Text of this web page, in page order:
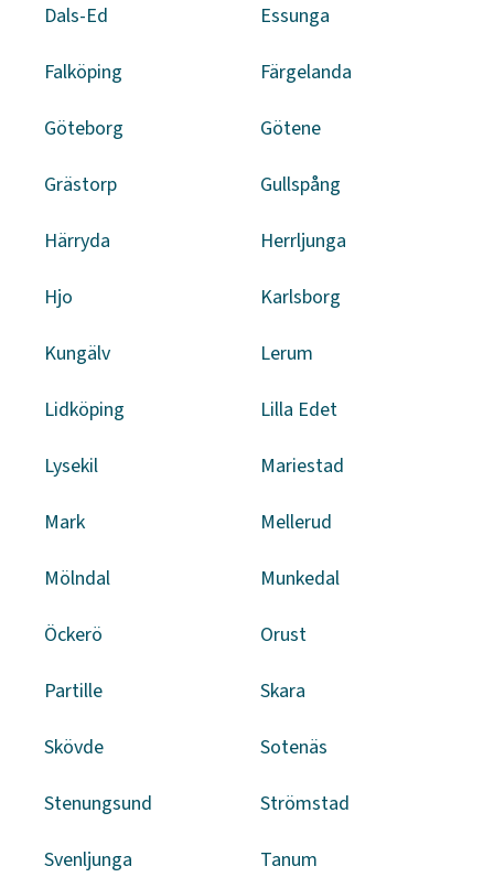
Dals-Ed Essunga
Falköping Färgelanda
Göteborg Götene
Grästorp Gullspång
Härryda Herrljunga
Hjo Karlsborg
Kungälv Lerum
Lidköping Lilla Edet
Lysekil Mariestad
Mark Mellerud
Mölndal Munkedal
Öckerö Orust
Partille Skara
Skövde Sotenäs
Stenungsund Strömstad
Svenljunga Tanum